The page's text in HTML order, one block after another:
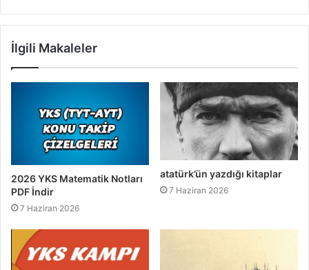
İlgili Makaleler
2026 YKS Matematik Notları
PDF İndir
7 Haziran 2026
atatürk’ün yazdığı kitaplar
7 Haziran 2026